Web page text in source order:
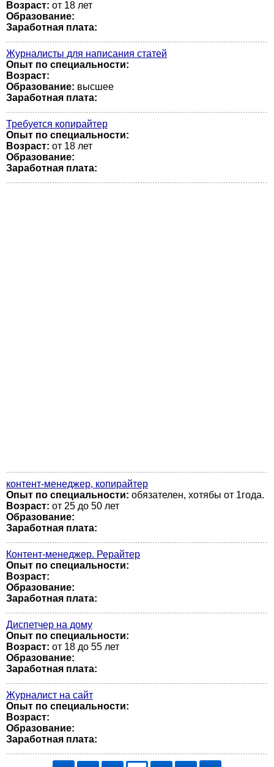
Возраст: от 18 лет
Образование:
Заработная плата:
Журналисты для написания статей
Опыт по специальности:
Возраст:
Образование: высшее
Заработная плата:
Требуется копирайтер
Опыт по специальности:
Возраст: от 18 лет
Образование:
Заработная плата:
контент-менеджер, копирайтер
Опыт по специальности: обязателен, хотябы от 1года.
Возраст: от 25 до 50 лет
Образование:
Заработная плата:
Контент-менеджер. Рерайтер
Опыт по специальности:
Возраст:
Образование:
Заработная плата:
Диспетчер на дому
Опыт по специальности:
Возраст: от 18 до 55 лет
Образование:
Заработная плата:
Журналист на сайт
Опыт по специальности:
Возраст:
Образование:
Заработная плата: